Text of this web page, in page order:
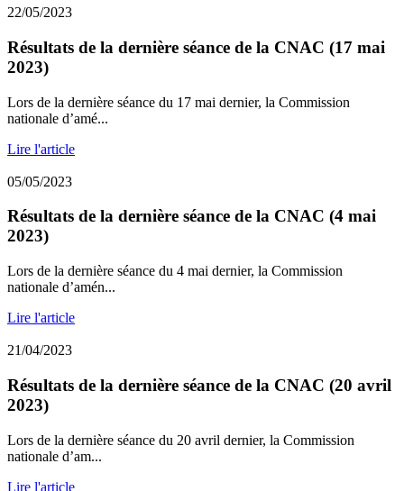
22/05/2023
Résultats de la dernière séance de la CNAC (17 mai
2023)
Lors de la dernière séance du 17 mai dernier, la Commission
nationale d’amé...
Lire l'article
05/05/2023
Résultats de la dernière séance de la CNAC (4 mai
2023)
Lors de la dernière séance du 4 mai dernier, la Commission
nationale d’amén...
Lire l'article
21/04/2023
Résultats de la dernière séance de la CNAC (20 avril
2023)
Lors de la dernière séance du 20 avril dernier, la Commission
nationale d’am...
Lire l'article